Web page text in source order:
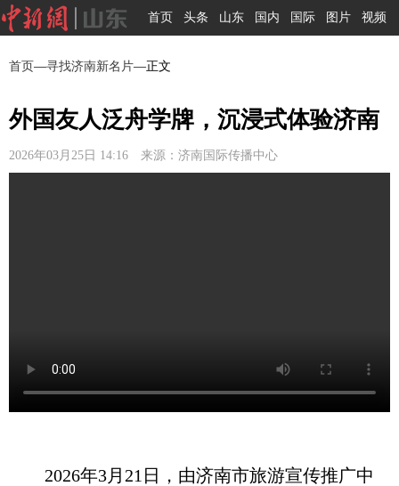
首页 头条 山东 国内 国际 图片 视频
首页—寻找济南新名片—正文
外国友人泛舟学牌，沉浸式体验济南
2026年03月25日 14:16 来源：济南国际传播中心
2026年3月21日，由济南市旅游宣传推广中